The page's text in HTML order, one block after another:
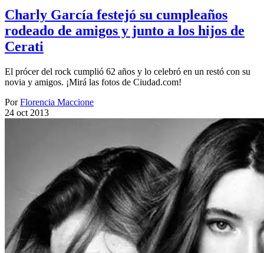
Charly García festejó su cumpleaños
rodeado de amigos y junto a los hijos de
Cerati
El prócer del rock cumplió 62 años y lo celebró en un restó con su
novia y amigos. ¡Mirá las fotos de Ciudad.com!
PorFlorencia Maccione
24 oct 2013